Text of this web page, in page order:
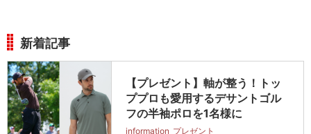
新着記事
【プレゼント】軸が整う！トッ
ププロも愛用するデサントゴル
フの半袖ポロを1名様に
information プレゼント